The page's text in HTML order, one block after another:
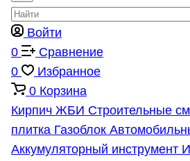
Войти
0
Сравнение
0
Избранное
0 Корзина
Кирпич ЖБИ Строительные
плитка Газоблок
Аккумуляторный инструмент